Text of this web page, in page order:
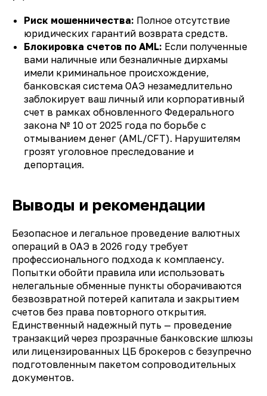
Риск мошенничества: Полное отсутствие
юридических гарантий возврата средств.
Блокировка счетов по AML: Если полученные
вами наличные или безналичные дирхамы
имели криминальное происхождение,
банковская система ОАЭ незамедлительно
заблокирует ваш личный или корпоративный
счет в рамках обновленного Федерального
закона № 10 от 2025 года по борьбе с
отмыванием денег (AML/CFT). Нарушителям
грозят уголовное преследование и
депортация.
Выводы и рекомендации
Безопасное и легальное проведение валютных
операций в ОАЭ в 2026 году требует
профессионального подхода к комплаенсу.
Попытки обойти правила или использовать
нелегальные обменные пункты оборачиваются
безвозвратной потерей капитала и закрытием
счетов без права повторного открытия.
Единственный надежный путь — проведение
транзакций через прозрачные банковские шлюзы
или лицензированных ЦБ брокеров с безупречно
подготовленным пакетом сопроводительных
документов.